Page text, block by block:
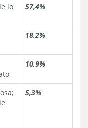
lo
57,4%
18,2%
10,9%
5,3%